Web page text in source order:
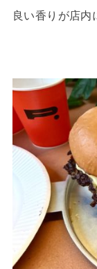
良い香りが店内